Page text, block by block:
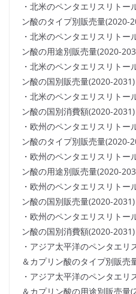
・北米のペンタエリスリトー
ン酸のタイプ別販売量(2020-
・北米のペンタエリスリトー
ン酸の用途別販売量(2020-
・北米のペンタエリスリトー
ン酸の国別販売量(2020-2031)
・北米のペンタエリスリトー
ン酸の国別消費額(2020-2031)
・欧州のペンタエリスリトー
ン酸のタイプ別販売量(2020-
・欧州のペンタエリスリトー
ン酸の用途別販売量(2020-
・欧州のペンタエリスリトー
ン酸の国別販売量(2020-2031)
・欧州のペンタエリスリトー
ン酸の国別消費額(2020-2031)
・アジア太平洋のペンタエ
＆カプリン酸のタイプ別販売
・アジア太平洋のペンタエ
＆カプリン酸の用途別販売量